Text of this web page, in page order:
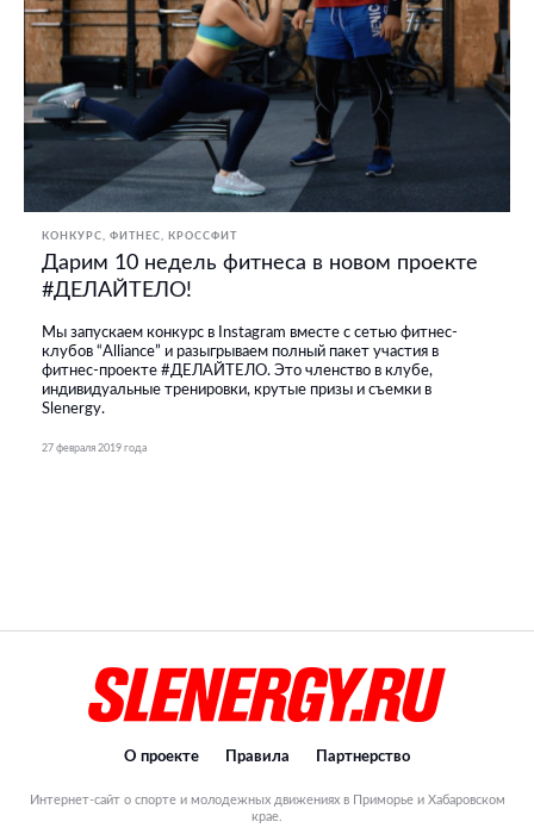
КОНКУРС ФИТНЕС, КРОССФИТ
Дарим 10 недель фитнеса в новом проекте
#ДЕЛАЙТЕЛО!
Мы запускаем конкурс в Instagram вместе с сетью фитнес-
клубов “Alliance” и разыгрываем полный пакет участия в
фитнес-проекте #ДЕЛАЙТЕЛО. Это членство в клубе,
индивидуальные тренировки, крутые призы и съемки в
Slenergy.
27 февраля 2019 года
О проекте Правила Партнерство
Интернет-сайт о спорте и молодежных движениях в Приморье и Хабаровском
крае.